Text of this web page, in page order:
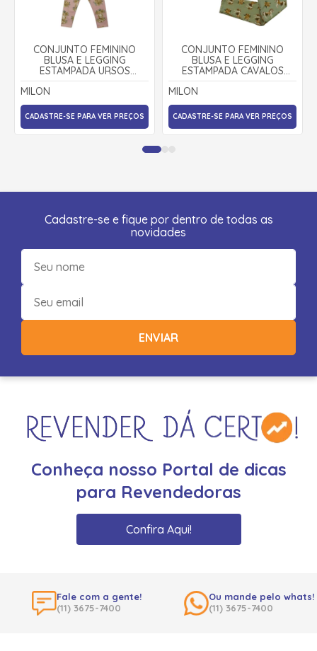
CONJUNTO FEMININO
BLUSA E LEGGING
ESTAMPADA URSOS
2001021 - MILON
MILON
CADASTRE-SE PARA VER PREÇOS
CONJUNTO FEMININO
BLUSA E LEGGING
ESTAMPADA CAVALOS
2001047 - MILON
MILON
CADASTRE-SE PARA VER PREÇOS
Cadastre-se e fique por dentro de todas as
novidades
ENVIAR
Conheça nosso Portal de dicas
para Revendedoras
Confira Aqui!
Fale com a gente!
(11) 3675-7400
Ou mande pelo whats!
(11) 3675-7400